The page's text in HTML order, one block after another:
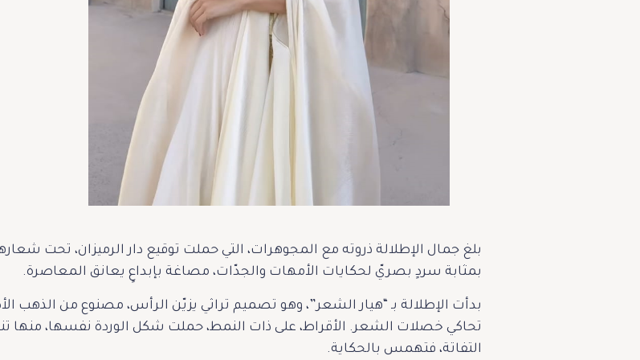
بلغ جمال الإطلالة ذروته مع المجوهرات، التي حملت توقيع دار الرميزان، تحت
بمثابة سردٍ بصريّ لحكايات الأمهات والجدّات، مصاغة بإبداعٍ يعانق المعاصرة.
تحاكي خصلات الشعر. الأقراط، على ذات النمط، حملت شكل الوردة نفسها،
التفاتة، فتهمس بالحكاية.